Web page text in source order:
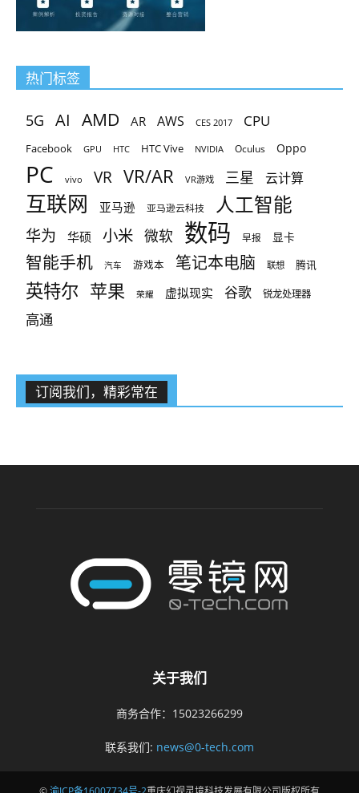
热门标签
5G AI AMD AR AWS CES 2017 CPU
Facebook GPU HTC HTC Vive NVIDIA Oculus Oppo
PC vivo VR VR/AR VR游戏 三星 云计算
互联网 亚马逊 亚马逊云科技 人工智能
华为 华硕 小米 微软 数码 早报 显卡
智能手机 汽车 游戏本 笔记本电脑 联想 腾讯
英特尔 苹果 荣耀 虚拟现实 谷歌 锐龙处理器
高通
订阅我们，精彩常在
关于我们
商务合作：15023266299
联系我们: news@0-tech.com